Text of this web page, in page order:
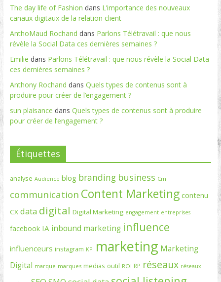
The day life of Fashion dans L’importance des nouveaux
canaux digitaux de la relation client
AnthoMaud Rochand dans Parlons Télétravail : que nous
révèle la Social Data ces dernières semaines ?
Emilie dans Parlons Télétravail : que nous révèle la Social Data
ces dernières semaines ?
Anthony Rochand dans Quels types de contenus sont à
produire pour créer de l’engagement ?
sun plaisance dans Quels types de contenus sont à produire
pour créer de l’engagement ?
Étiquettes
analyse Audience blog branding business Cm
communication Content Marketing contenu
CX data digital Digital Marketing engagement entreprises
facebook IA inbound marketing influence
influenceurs instagram KPI marketing Marketing
Digital marque marques medias outil ROI RP réseaux réseaux